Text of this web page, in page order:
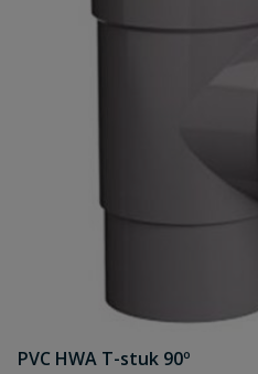
PVC HWA T-stuk 90º